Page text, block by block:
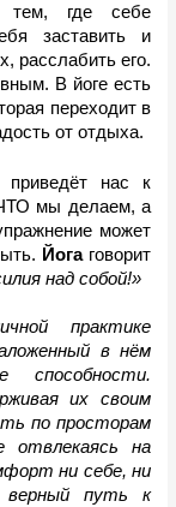
тем, где себе
заставить и
расслабить его.
В йоге есть
переходит в
от отдыха.
приведёт нас к
мы делаем, а
может
Йога говорит
над собой!»
практике
в нём
способности.
их своим
по просторам
отвлекаясь на
ни себе, ни
путь к